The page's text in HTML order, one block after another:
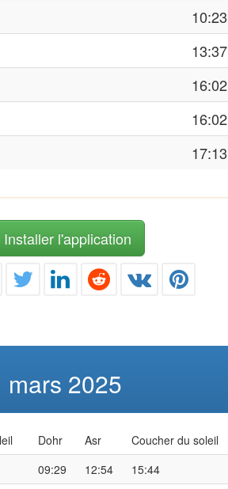
10:23
13:37
16:02
16:02
17:13
Installer l'application
mars 2025
Dohr Asr Coucher du soleil
09:29 12:54 15:44